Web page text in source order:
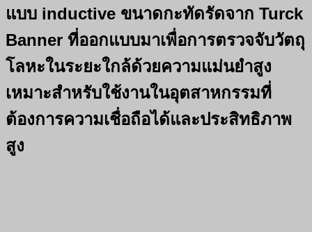
แบบ inductive ขนาดกะทัดรัดจาก Turck
Banner ที่ออกแบบมาเพื่อการตรวจจับวัตถุ
โลหะในระยะใกล้ด้วยความแม่นยำสูง
เหมาะสำหรับใช้งานในอุตสาหกรรมที่
ต้องการความเชื่อถือได้และประสิทธิภาพ
สูง